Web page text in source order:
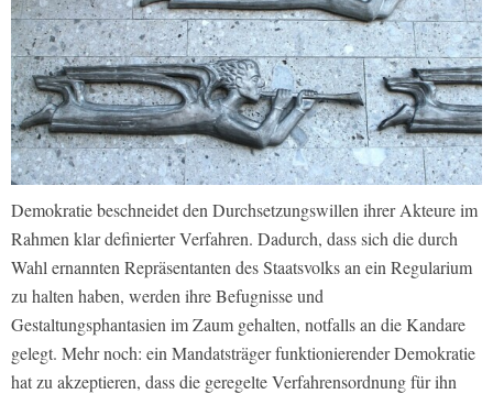
Demokratie beschneidet den Durchsetzungswillen ihrer Akteure im
Rahmen klar definierter Verfahren. Dadurch, dass sich die durch
Wahl ernannten Repräsentanten des Staatsvolks an ein Regularium
zu halten haben, werden ihre Befugnisse und
Gestaltungsphantasien im Zaum gehalten, notfalls an die Kandare
gelegt. Mehr noch: ein Mandatsträger funktionierender Demokratie
hat zu akzeptieren, dass die geregelte Verfahrensordnung für ihn